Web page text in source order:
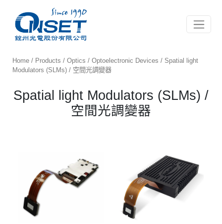
Toggle
Home / Products /Optics /Optoelectronic Devices / Spatial light
Modulators (SLMs) / 空間光調變器
Spatial light Modulators (SLMs) /
空間光調變器